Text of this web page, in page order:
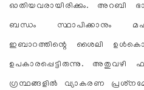
ഓതിയവരായിരിക്കും. അറബി
ബന്ധം സ്ഥാപിക്കാനും
ഇബാറത്തിന്റെ ശൈലി
ഉപകാരപ്പെട്ടിരുന്നു.
ഗ്രന്ഥങ്ങളില്‍ വ്യാകരണ